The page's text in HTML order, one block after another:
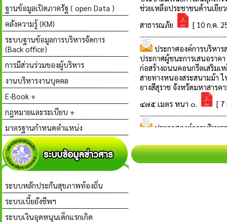
ฐานข้อมูลเปิดภาครัฐ ( open Data )
คลังความรู้ (KM)
ระบบฐานข้อมูลการบริหารจัดการ
(Back office)
การมีส่วนร่วมของผู้บริหาร
งานบริหารงานบุคคล
E-Book +
กฎหมายและระเบียบ +
มาตรฐานกำหนดตำแหน่ง
ระบบหลักประกันสุขภาพท้องถิ่น
ระบบเบี้ยยังชีพฯ
ระบบเงินอุดหนุนเด็กแรกเกิด